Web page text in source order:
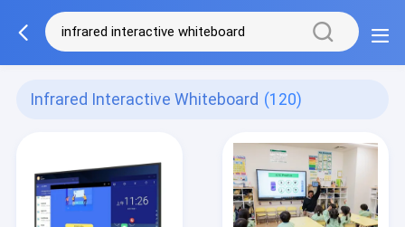
Infrared Interactive Whiteboard (120)